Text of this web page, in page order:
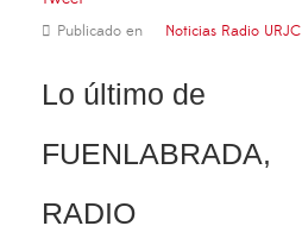
Publicado en Noticias Radio URJC
Lo último de
FUENLABRADA,
RADIO